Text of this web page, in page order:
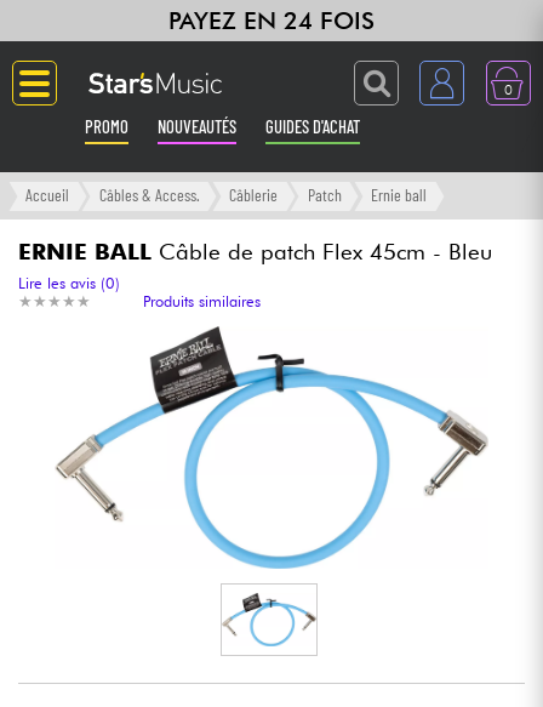
PAYEZ EN 24 FOIS
0
PROMO NOUVEAUTÉS GUIDES D'ACHAT
Langue
Guitares & Basses
Amplis & Effets
Claviers & Pianos
Synthés & Sampleurs
Home Studio
Accueil Câbles & Access. Câblerie Patch Ernie ball
ERNIE BALL Câble de patch Flex 45cm - Bleu
★ ★ ★ ★ ★
★ ★ ★ ★ ★
Lire les avis (0)
Produits similaires